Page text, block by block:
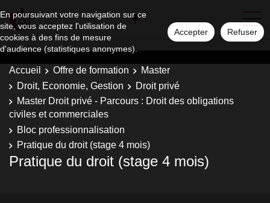
En poursuivant votre navigation sur ce
site, vous acceptez l'utilisation de
cookies à des fins de mesure
d'audience (statistiques anonymes).
Accepter Refuser
Accueil Offre de formation
Master
Droit, Economie, Gestion
Droit privé
Master Droit privé - Parcours : Droit des obligations
civiles et commerciales
Bloc professionnalisation
Pratique du droit (stage 4 mois)
Pratique du droit (stage 4 mois)